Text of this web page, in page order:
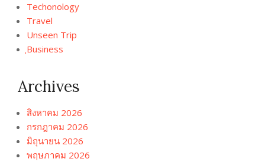
Techonology
Travel
Unseen Trip
ฺBusiness
Archives
สิงหาคม 2026
กรกฎาคม 2026
มิถุนายน 2026
พฤษภาคม 2026